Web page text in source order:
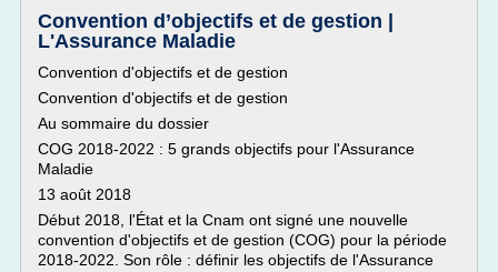
Convention d’objectifs et de gestion |
L'Assurance Maladie
Convention d'objectifs et de gestion
Convention d'objectifs et de gestion
Au sommaire du dossier
COG 2018-2022 : 5 grands objectifs pour l'Assurance
Maladie
13 août 2018
Début 2018, l'État et la Cnam ont signé une nouvelle
convention d'objectifs et de gestion (COG) pour la période
2018-2022. Son rôle : définir les objectifs de l'Assurance